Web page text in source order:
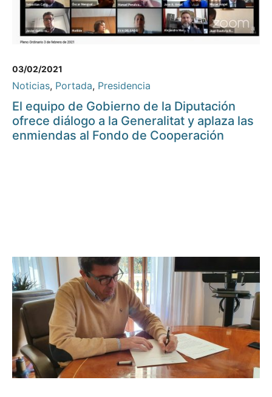
03/02/2021
Noticias, Portada, Presidencia
El equipo de Gobierno de la Diputación
ofrece diálogo a la Generalitat y aplaza las
enmiendas al Fondo de Cooperación